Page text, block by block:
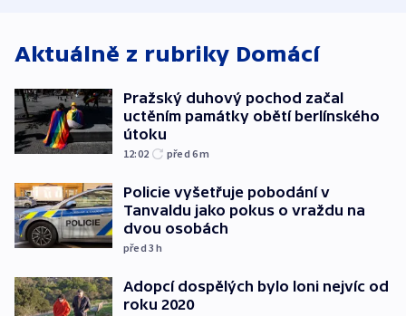
Aktuálně z rubriky Domácí
Pražský duhový pochod začal
uctěním památky obětí berlínského
útoku
12:02 před 6m
Policie vyšetřuje pobodání v
Tanvaldu jako pokus o vraždu na
dvou osobách
před 3h
Adopcí dospělých bylo loni nejvíc od
roku 2020